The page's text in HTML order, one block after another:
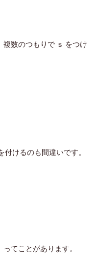
数のつもりで ｓ をつけ
けるのも間違いです。
てことがあります。